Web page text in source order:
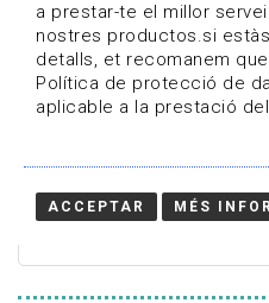
Convocatòries,
a prestar-te el millor
nostres productos.si
detalls, et recomanem
Política de protecció de
aplicable a la prestació
ACCEPTAR MÉS